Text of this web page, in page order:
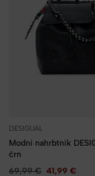
DESIGUAL
Modni nahrbtnik DESIGUAL –
črn
69,99€ 41,99 €